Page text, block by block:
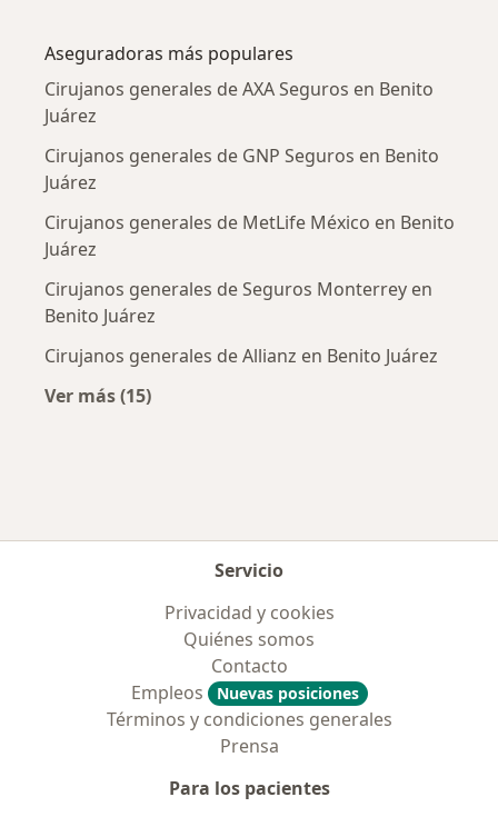
Aseguradoras más populares
Cirujanos generales de AXA Seguros en Benito
Juárez
Cirujanos generales de GNP Seguros en Benito
Juárez
Cirujanos generales de MetLife México en Benito
Juárez
Cirujanos generales de Seguros Monterrey en
Benito Juárez
Cirujanos generales de Allianz en Benito Juárez
Ver más (15)
Servicio
Privacidad y cookies
Quiénes somos
Contacto
Empleos
Nuevas posiciones
Términos y condiciones generales
Prensa
Para los pacientes